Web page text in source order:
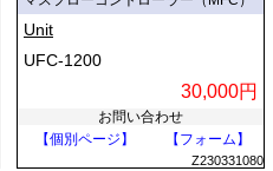
Unit
UFC-1200
30,000円
お問い合わせ
【個別ページ】
【フォーム】
Z230331080